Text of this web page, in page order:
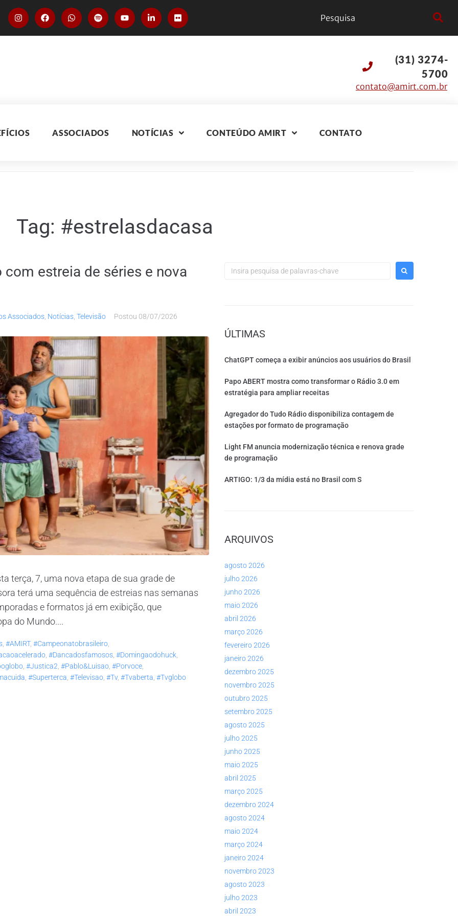
(31) 3274-
5700
contato@amirt.com.br
ASSOCIADOS NOTÍCIAS CONTEÚDO AMIRT CONTATO
Tag: #estrelasdacasa
estreia de séries e nova
Associados Notícias Televisão Postou 08/07/2026
terça, 7, uma nova etapa de sua grade de
terá uma sequência de estreias nas semanas
e formatos já em exibição, que
do Mundo....
#AMIRT, #campeonatobrasileiro
#dancadosfamosos #domingaodohuck
#justica2 #pablo&luisao #porvoce
#superterca #televisao #tv, #tvaberta #tvglobo
ÚLTIMAS
ChatGPT começa a exibir anúncios aos usuários do Brasil
Papo ABERT mostra como transformar o Rádio 3.0 em
estratégia para ampliar receitas
Agregador do Tudo Rádio disponibiliza contagem de
estações por formato de programação
Light FM anuncia modernização técnica e renova grade
de programação
ARTIGO: 1/3 da mídia está no Brasil com S
ARQUIVOS
agosto 2026
julho 2026
junho 2026
maio 2026
abril 2026
março 2026
fevereiro 2026
janeiro 2026
dezembro 2025
novembro 2025
outubro 2025
setembro 2025
agosto 2025
julho 2025
junho 2025
maio 2025
abril 2025
março 2025
dezembro 2024
agosto 2024
maio 2024
março 2024
janeiro 2024
novembro 2023
agosto 2023
julho 2023
abril 2023